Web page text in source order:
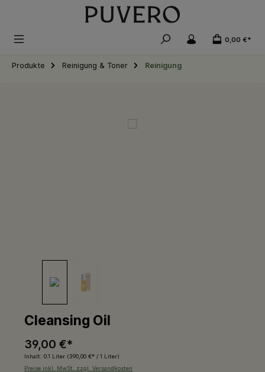
0,00 €*
Produkte Reinigung & Toner Reinigung
Cleansing Oil
39,00 €*
Inhalt: 0.1 Liter (390,00 €* / 1 Liter)
Preise inkl. MwSt. zzgl. Versandkosten